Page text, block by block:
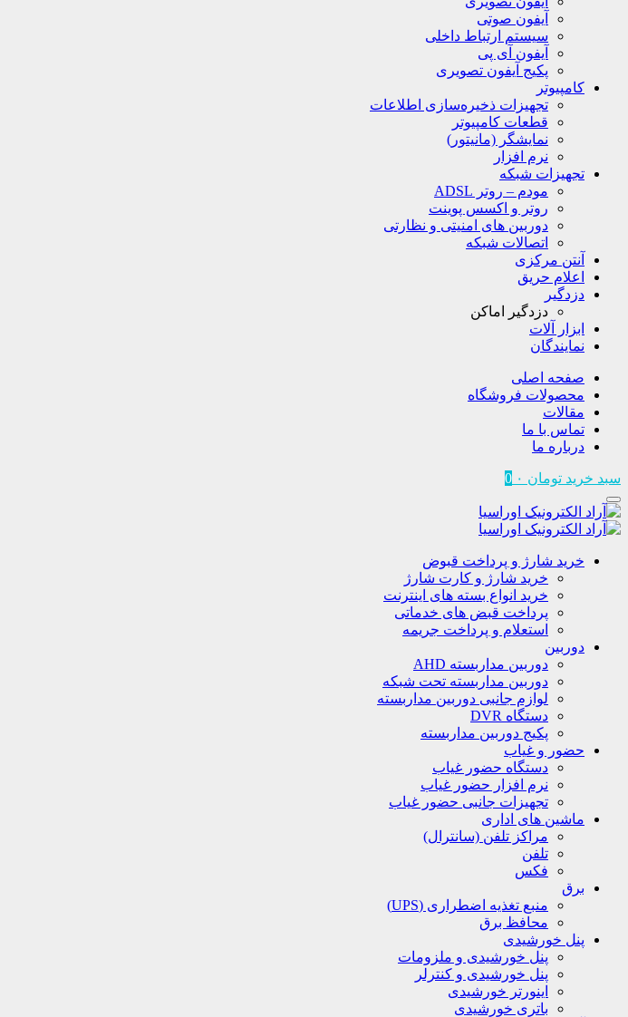
آیفون صوتی
سیستم ارتباط داخلی
آیفون آی پی
پکیج آیفون تصویری
کامپیوتر
تجهیزات ذخیره‌سازی اطلاعات
قطعات کامپیوتر
نمایشگر (مانیتور)
نرم افزار
تجهیزات شبکه
مودم – روتر ADSL
روتر و اکسس پوینت
دوربین های امنیتی و نظارتی
اتصالات شبکه
آنتن مرکزی
اعلام حریق
دزدگیر
دزدگیر اماکن
ابزار آلات
نمایندگان
صفحه اصلی
محصولات فروشگاه
مقالات
تماس با ما
درباره ما
سبد خرید تومان 0
خرید شارژ و پرداخت قبوض
خرید شارژ و کارت شارژ
خرید انواع بسته های اینترنت
پرداخت قبض های خدماتی
استعلام و پرداخت جریمه
دوربین
دوربین مداربسته AHD
دوربین مداربسته تحت شبکه
لوازم جانبی دوربین مداربسته
دستگاه DVR
پکیج دوربین مداربسته
حضور و غیاب
دستگاه حضور غیاب
نرم افزار حضور غیاب
تجهیزات جانبی حضور غیاب
ماشین های اداری
مراکز تلفن (سانترال)
تلفن
فکس
برق
منبع تغذیه اضطراری (UPS)
محافظ برق
پنل خورشیدی
پنل خورشیدی و ملزومات
پنل خورشیدی و کنترلر
اینورتر خورشیدی
باتری خورشیدی